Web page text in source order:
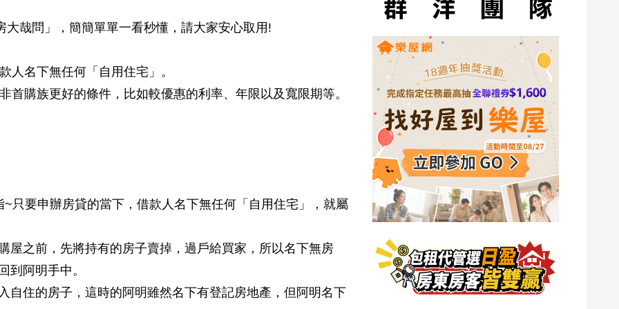
哉問」，簡簡單單一看秒懂，請大家安心取用!
人名下無任何「自用住宅」。
首購族更好的條件，比如較優惠的利率、年限以及寬限期等。
只要申辦房貸的當下，借款人名下無任何「自用住宅」，就屬
屋之前，先將持有的房子賣掉，過戶給買家，所以名下無房
到阿明手中。
自住的房子，這時的阿明雖然名下有登記房地產，但阿明名下